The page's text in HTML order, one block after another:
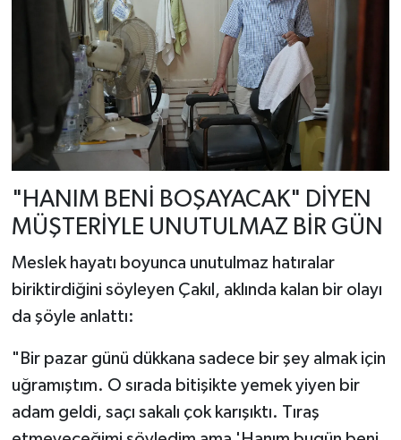
"HANIM BENİ BOŞAYACAK" DİYEN
MÜŞTERİYLE UNUTULMAZ BİR GÜN
Meslek hayatı boyunca unutulmaz hatıralar
biriktirdiğini söyleyen Çakıl, aklında kalan bir olayı
da şöyle anlattı:
"Bir pazar günü dükkana sadece bir şey almak için
uğramıştım. O sırada bitişikte yemek yiyen bir
adam geldi, saçı sakalı çok karışıktı. Tıraş